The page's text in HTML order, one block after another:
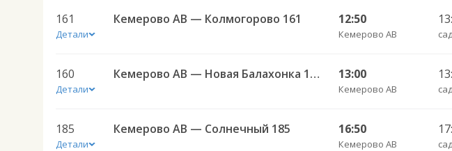
161
Детали
Кемерово АВ — Колмогорово 161 12:50
Кемерово АВ
160
Детали
Кемерово АВ — Новая Балахонка 160 13:00
Кемерово АВ
185
Детали
Кемерово АВ — Солнечный 185 16:50
Кемерово АВ